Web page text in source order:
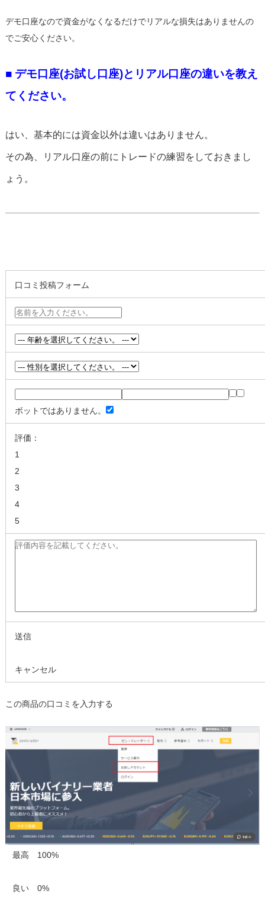
デモ口座なので資金がなくなるだけでリアルな損失はありませんの
でご安心ください。
■ デモ口座(お試し口座)とリアル口座の違いを教え
てください。
はい、基本的には資金以外は違いはありません。
その為、リアル口座の前にトレードの練習をしておきまし
ょう。
口コミ投稿フォーム
ボットではありません。
評価：
1
2
3
4
5
送信
キャンセル
この商品の口コミを入力する
最高 100%
良い 0%